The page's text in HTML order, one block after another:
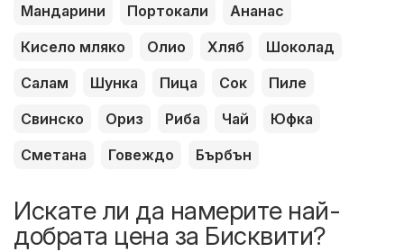
Мандарини
Портокали
Ананас
Кисело мляко
Олио Хляб
Шоколад
Салам
Шунка Пица Сок
Пиле
Свинско
Ориз Риба Чай
Юфка
Сметана
Говеждо Бърбън
Искате ли да намерите най-
добрата цена за Бисквити?